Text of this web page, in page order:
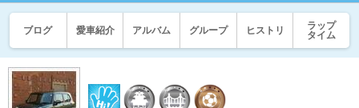
ブログ 愛車紹介 アルバム グループ ヒストリ
ラップ
タイム